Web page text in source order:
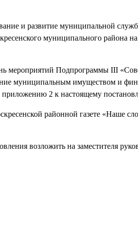
и развитие муниципальной
муниципального района
мероприятий Подпрограммы III
муниципальным имуществом и
приложению 2 к настоящему
районной газете «Наше
возложить на заместителя
района В.В.